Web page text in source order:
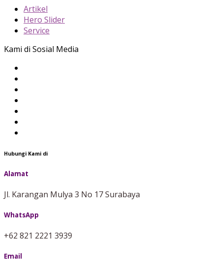
Artikel
Hero Slider
Service
Kami di Sosial Media
Hubungi Kami di
Alamat
Jl. Karangan Mulya 3 No 17 Surabaya
WhatsApp
+62 821 2221 3939
Email